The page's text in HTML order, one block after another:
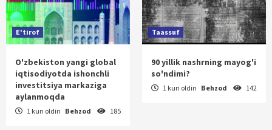
E'tirof
O'zbekiston yangi global
iqtisodiyotda ishonchli
investitsiya markaziga
aylanmoqda
1 kun oldin Behzod 185
Taassuf
90 yillik nashrning mayog'i
so'ndimi?
1 kun oldin Behzod 142